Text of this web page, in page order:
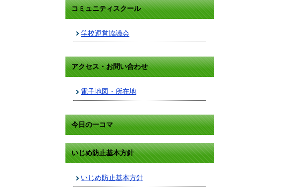
コミュニティスクール
学校運営協議会
アクセス・お問い合わせ
電子地図・所在地
今日の一コマ
いじめ防止基本方針
いじめ防止基本方針